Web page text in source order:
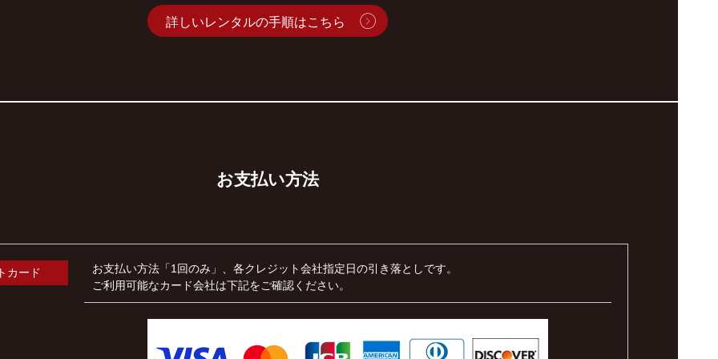
詳しいレンタルの手順はこちら
お支払い方法
カード
お支払い方法「1回のみ」、各クレジット会社指定日の引き落としです。
ご利用可能なカード会社は下記をご確認ください。